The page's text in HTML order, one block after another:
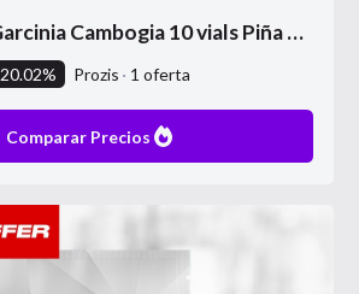
L-carnitina + Garcinia Cambogia 10 vials Piña colada Opportunity
20.02% Prozis 1 oferta
Comparar Precios